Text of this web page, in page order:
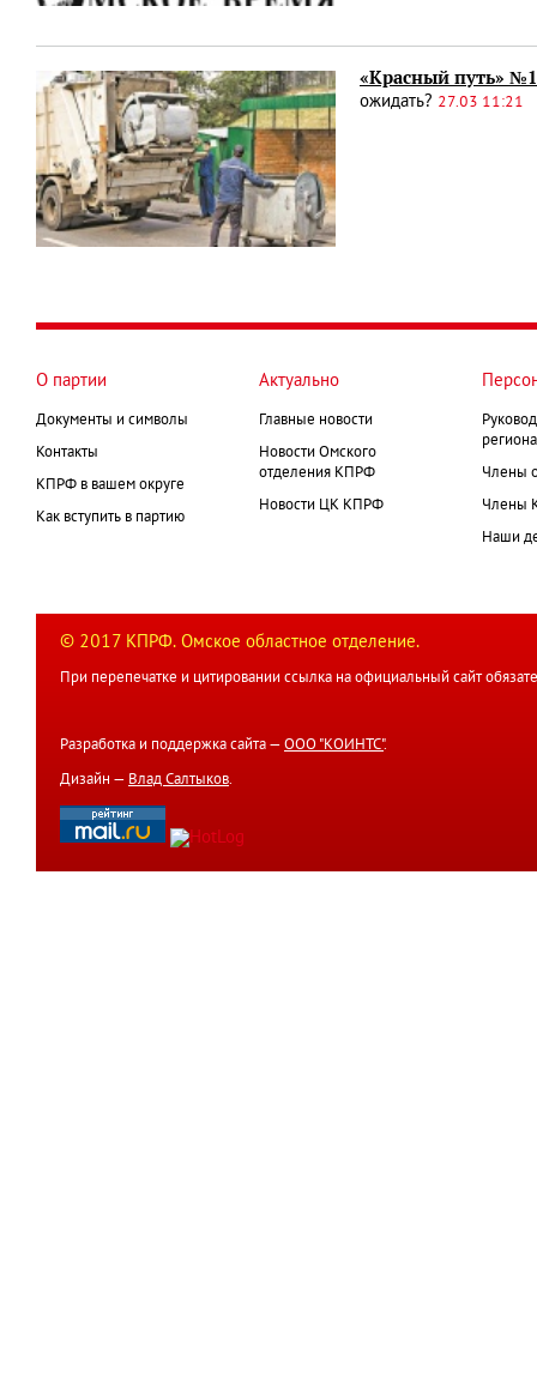
«Красный путь»
ожидать? 27.03 11:21
О партии
Документы и символы
Контакты
КПРФ в вашем округе
Как вступить в партию
Актуально
Главные новости
Новости Омского
отделения КПРФ
Новости ЦК КПРФ
Члены
Члены
Наши
© 2017 КПРФ. Омское областное отделение.
При перепечатке и цитировании ссылка на официальный сайт
Разработка и поддержка сайта — ООО "КОИНТС".
Дизайн — Влад Салтыков.